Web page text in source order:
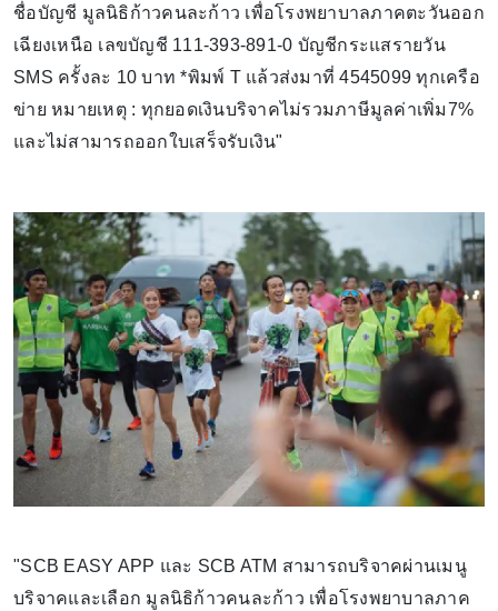
ชื่อบัญชี มูลนิธิก้าวคนละก้าว เพื่อโรงพยาบาลภาคตะวันออก
เฉียงเหนือ เลขบัญชี 111-393-891-0 บัญชีกระแสรายวัน
SMS ครั้งละ 10 บาท *พิมพ์ T แล้วส่งมาที่ 4545099 ทุกเครือ
ข่าย หมายเหตุ : ทุกยอดเงินบริจาคไม่รวมภาษีมูลค่าเพิ่ม7%
และไม่สามารถออกใบเสร็จรับเงิน"
"SCB EASY APP และ SCB ATM สามารถบริจาคผ่านเมนู
บริจาคและเลือก มูลนิธิก้าวคนละก้าว เพื่อโรงพยาบาลภาค